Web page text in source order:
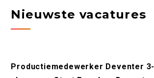
Nieuwste vacatures
Productiemedewerker Deventer 3-